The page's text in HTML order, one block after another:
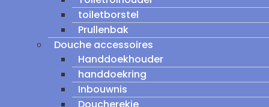
toiletborstel
Prullenbak
Douche accessoires
Handdoekhouder
handdoekring
Inbouwnis
Doucherekje